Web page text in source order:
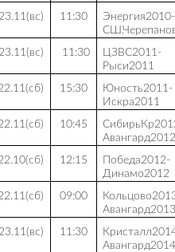
23.11(вс) 11:30
Энергия2010-
23.11(вс) 11:30
ЦЗВС2011-
Рыси2011
15:30
Юность2011-
Искра2011
10:45
Авангард2012
12:15
Победа2012-
Динамо2012
09:00
Авангард2013
23.11(вс) 11:30
Авангард2014